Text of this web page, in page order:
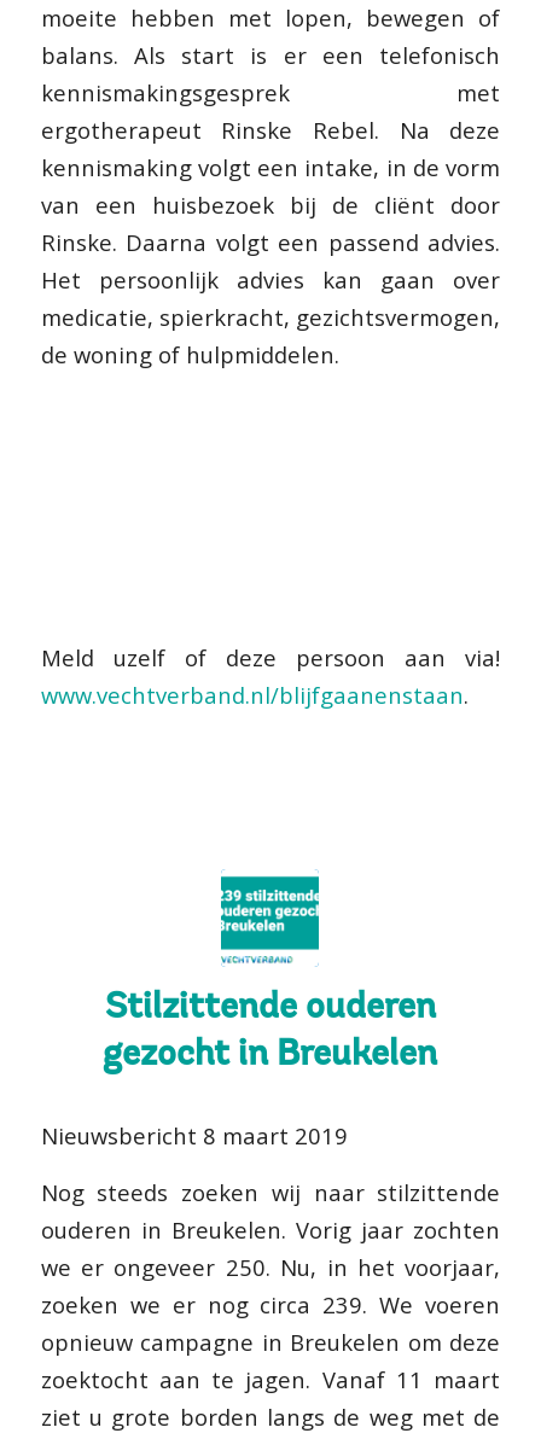
moeite hebben met lopen, bewegen of
balans. Als start is er een telefonisch
kennismakingsgesprek met
ergotherapeut Rinske Rebel. Na deze
kennismaking volgt een intake, in de vorm
van een huisbezoek bij de cliënt door
Rinske. Daarna volgt een passend advies.
Het persoonlijk advies kan gaan over
medicatie, spierkracht, gezichtsvermogen,
de woning of hulpmiddelen.
Meld uzelf of deze persoon aan via!
www.vechtverband.nl/blijfgaanenstaan.
Stilzittende ouderen
gezocht in Breukelen
Nieuwsbericht 8 maart 2019
Nog steeds zoeken wij naar stilzittende
ouderen in Breukelen. Vorig jaar zochten
we er ongeveer 250. Nu, in het voorjaar,
zoeken we er nog circa 239. We voeren
opnieuw campagne in Breukelen om deze
zoektocht aan te jagen. Vanaf 11 maart
ziet u grote borden langs de weg met de